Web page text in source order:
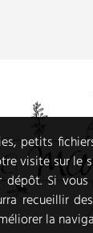
petits
visite sur le
Si
recueillir
la